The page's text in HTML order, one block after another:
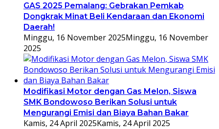
GAS 2025 Pemalang: Gebrakan Pemkab
Dongkrak Minat Beli Kendaraan dan Ekonomi
Daerah!
Minggu, 16 November 2025Minggu, 16 November
2025
Modifikasi Motor dengan Gas Melon, Siswa
SMK Bondowoso Berikan Solusi untuk
Mengurangi Emisi dan Biaya Bahan Bakar
Kamis, 24 April 2025Kamis, 24 April 2025